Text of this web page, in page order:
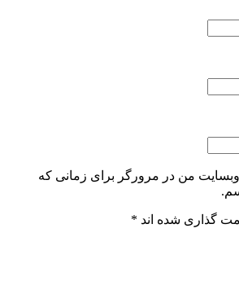
وبسایت من در مرورگر برای زمانی که
گذاری شده اند *